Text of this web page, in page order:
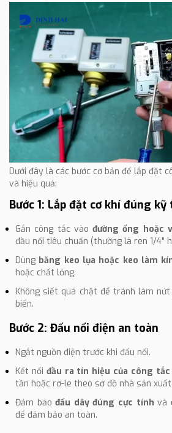
Dưới đây là các bước cơ bản để lắp đặt
và hiệu quả:
Bước 1: Lắp đặt cơ khí đúng
Gắn công tắc vào đường ống hoặc
đầu nối tiêu chuẩn (thường là ren 1/4"
Dùng băng keo lụa hoặc keo làm
hoặc chất lỏng.
Không siết quá chặt để tránh làm
biến.
Bước 2: Đấu nối điện an toàn
Ngắt nguồn điện trước khi đấu nối.
Kết nối đầu ra tín hiệu của công tắc
tần hoặc rơ-le theo sơ đồ nhà sản xuất.
Đảm bảođấu dây đúng cực tính và
để đảm bảo an toàn.